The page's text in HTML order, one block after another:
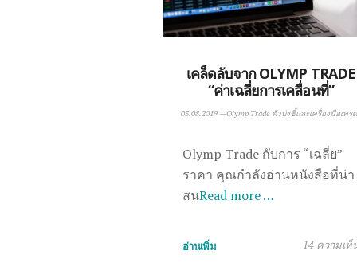
เคล็ดลับจาก OLYMP TRADE
“ค่าเฉลี่ยการเคลื่อนที่”
05.08.2019 —Olymp Trade ตัวบ่งชี้และเครื่องมือเทรด
Olymp Trade กับการ “เฉลี่ย”
ราคา คุณกำลังอ่านหนังสือที่น่า
สนRead more …
อ่านเพิ่ม 14 ความเห็